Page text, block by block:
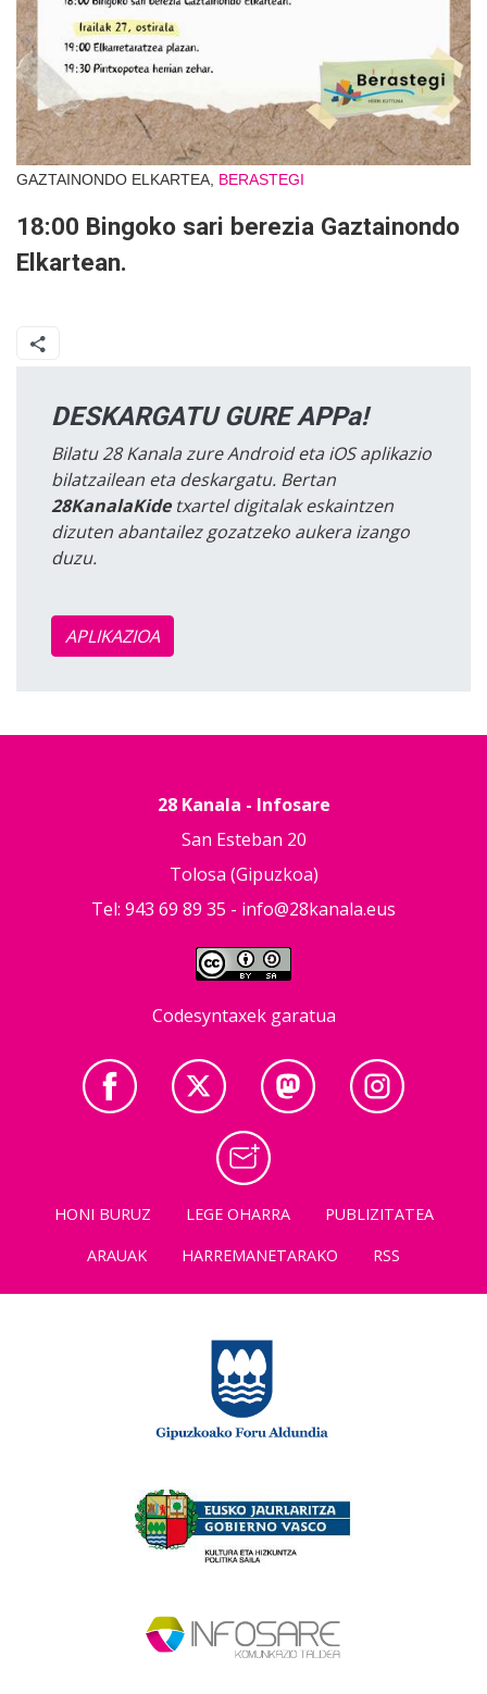
GAZTAINONDO ELKARTEA, BERASTEGI
18:00 Bingoko sari berezia Gaztainondo
Elkartean.
DESKARGATU GURE APPa!
Bilatu 28 Kanala zure Android eta iOS aplikazio
bilatzailean eta deskargatu. Bertan
28KanalaKidetxartel digitalak eskaintzen
dizuten abantailez gozatzeko aukera izango
duzu.
APLIKAZIOA
28 Kanala - Infosare
San Esteban 20
Tolosa (Gipuzkoa)
Tel: 943 69 89 35 - info@28kanala.eus
Codesyntaxek garatua
HONI BURUZ LEGE OHARRA
PUBLIZITATEA
ARAUAK
HARREMANETARAKO RSS